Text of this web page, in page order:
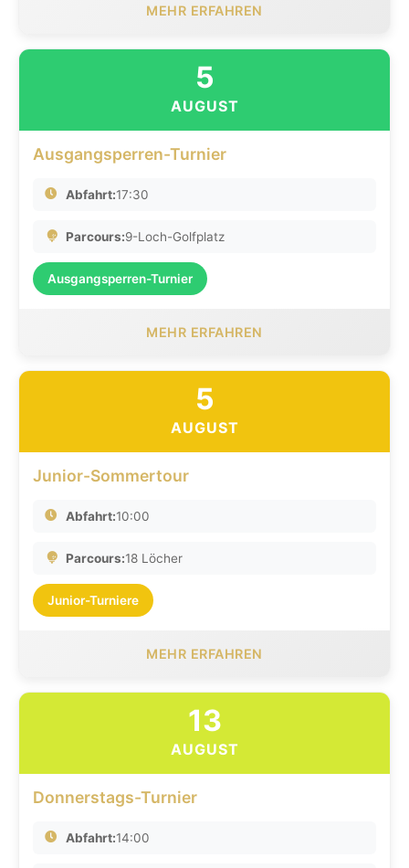
MEHR ERFAHREN
5
AUGUST
Ausgangsperren-Turnier
Abfahrt:17:30
Parcours:9-Loch-Golfplatz
Ausgangsperren-Turnier
MEHR ERFAHREN
5
AUGUST
Junior-Sommertour
Abfahrt:10:00
Parcours:18 Löcher
Junior-Turniere
MEHR ERFAHREN
13
AUGUST
Donnerstags-Turnier
Abfahrt:14:00